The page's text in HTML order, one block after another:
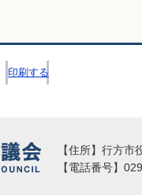
印刷する
行方市議会
【住所】行方
【電話番号】